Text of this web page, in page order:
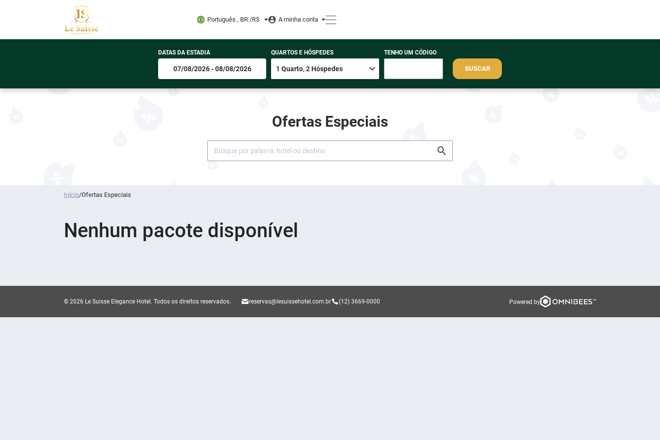
Português , BR /R$ A minha conta
DATAS DA ESTADIA QUARTOS E HÓSPEDES TENHO UM CÓDIGO
BUSCAR
Ofertas Especiais
Início/Ofertas Especiais
Nenhum pacote disponível
reservas@lesuissehotel.com.br (12) 3669-0000
© 2026 Le Suisse Elegance Hotel. Todos os direitos reservados. Powered by